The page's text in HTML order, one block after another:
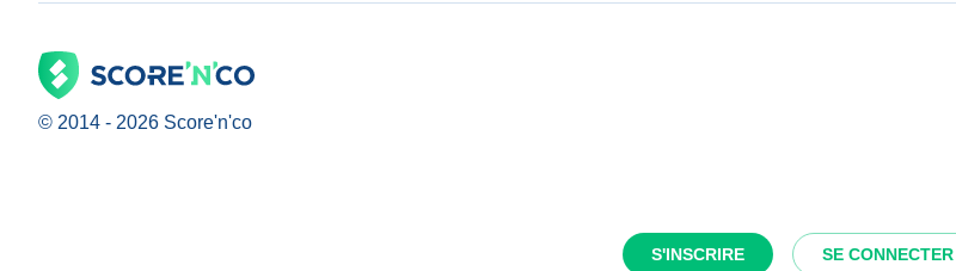
S'INSCRIRE SE CONNECTER
© 2014 - 2026 Score'n'co